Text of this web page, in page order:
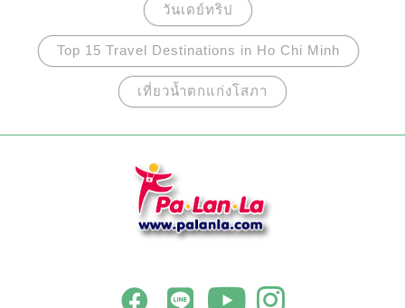
วันเดย์ทริป
Top 15 Travel Destinations in Ho Chi Minh
เที่ยวน้ำตกแก่งโสภา